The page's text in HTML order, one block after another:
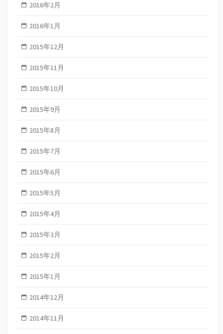
2016年2月
2016年1月
2015年12月
2015年11月
2015年10月
2015年9月
2015年8月
2015年7月
2015年6月
2015年5月
2015年4月
2015年3月
2015年2月
2015年1月
2014年12月
2014年11月